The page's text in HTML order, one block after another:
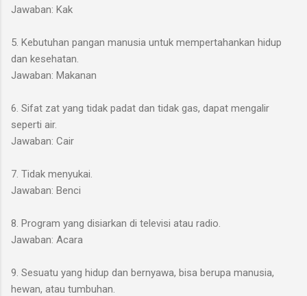
Jawaban: Kak
5. Kebutuhan pangan manusia untuk mempertahankan hidup
dan kesehatan.
Jawaban: Makanan
6. Sifat zat yang tidak padat dan tidak gas, dapat mengalir
seperti air.
Jawaban: Cair
7. Tidak menyukai.
Jawaban: Benci
8. Program yang disiarkan di televisi atau radio.
Jawaban: Acara
9. Sesuatu yang hidup dan bernyawa, bisa berupa manusia,
hewan, atau tumbuhan.